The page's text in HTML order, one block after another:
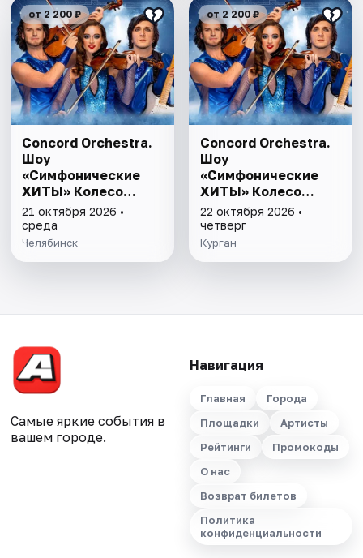
от 2 200 ₽
Concord Orchestra.
Шоу
«Симфонические
ХИТЫ» Колесо
любви
21 октября 2026 •
среда
Челябинск
от 2 200 ₽
Concord Orchestra.
Шоу
«Симфонические
ХИТЫ» Колесо
любви
22 октября 2026 •
четверг
Курган
Самые яркие события в
вашем городе.
Навигация
Главная
Города
Площадки
Артисты
Рейтинги
Промокоды
О нас
Возврат билетов
Политика
конфиденциальности